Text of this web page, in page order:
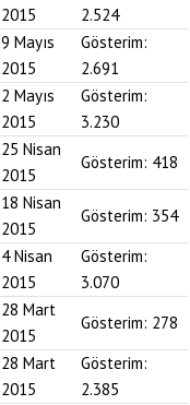
2015
2.524
9 Mayıs
2015
Gösterim:
2.691
2 Mayıs
2015
Gösterim:
3.230
25 Nisan
2015
Gösterim: 418
18 Nisan
2015
Gösterim: 354
4 Nisan
2015
Gösterim:
3.070
28 Mart
2015
Gösterim: 278
28 Mart
2015
Gösterim:
2.385